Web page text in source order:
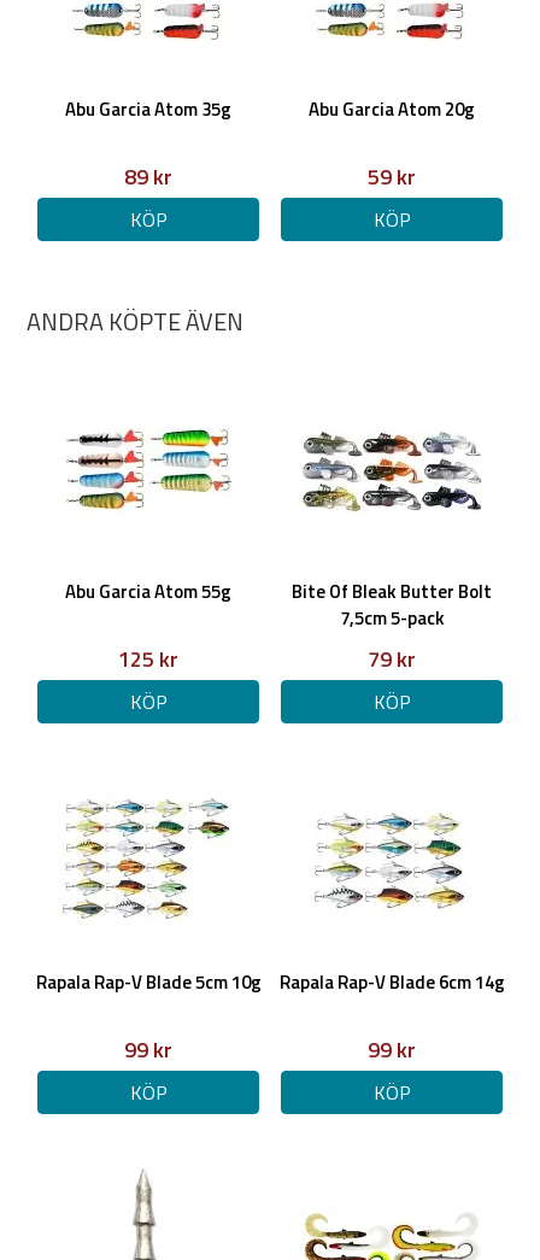
Abu Garcia Atom 35g
89 kr
KÖP
Abu Garcia Atom 20g
59 kr
KÖP
ANDRA KÖPTE ÄVEN
Abu Garcia Atom 55g
125 kr
KÖP
Bite Of Bleak Butter Bolt
7,5cm 5-pack
79 kr
KÖP
Rapala Rap-V Blade 5cm 10g
99 kr
KÖP
Rapala Rap-V Blade 6cm 14g
99 kr
KÖP